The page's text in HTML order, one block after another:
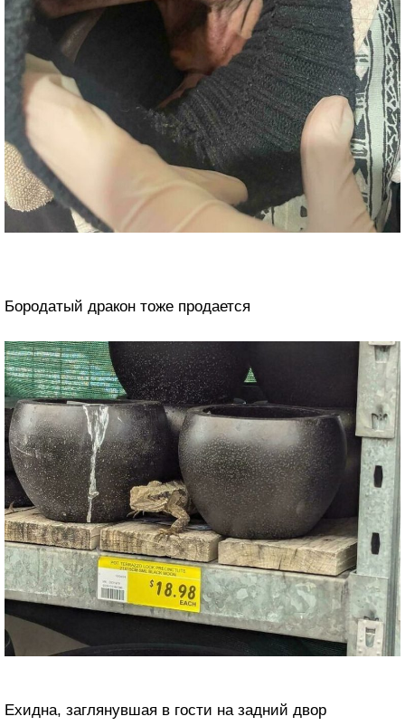
Бородатый дракон тоже продается
Ехидна, заглянувшая в гости на задний двор